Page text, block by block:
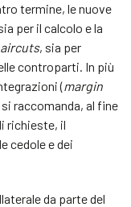
termine, le nuove
per il calcolo e la
, sia per
controparti. In più
(margin
raccomanda, al fine
richieste, il
cedole e dei
da parte del